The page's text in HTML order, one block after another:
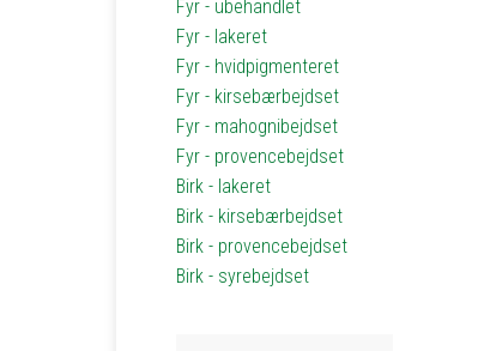
Fyr - ubehandlet
Fyr - lakeret
Fyr - hvidpigmenteret
Fyr - kirsebærbejdset
Fyr - mahognibejdset
Fyr - provencebejdset
Birk - lakeret
Birk - kirsebærbejdset
Birk - provencebejdset
Birk - syrebejdset